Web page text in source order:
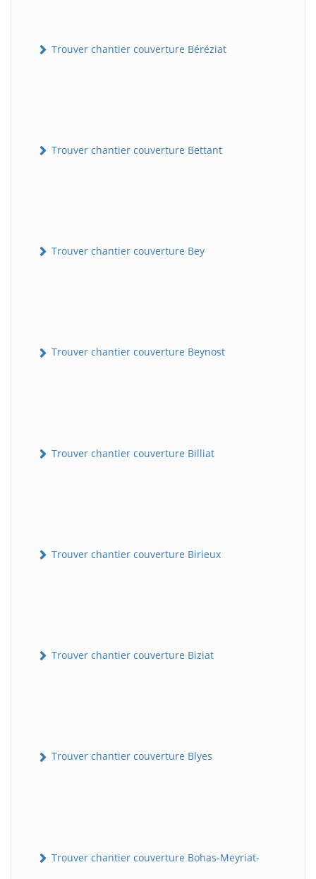
Trouver chantier couverture Béréziat
Trouver chantier couverture Bettant
Trouver chantier couverture Bey
Trouver chantier couverture Beynost
Trouver chantier couverture Billiat
Trouver chantier couverture Birieux
Trouver chantier couverture Biziat
Trouver chantier couverture Blyes
Trouver chantier couverture Bohas-Meyriat-